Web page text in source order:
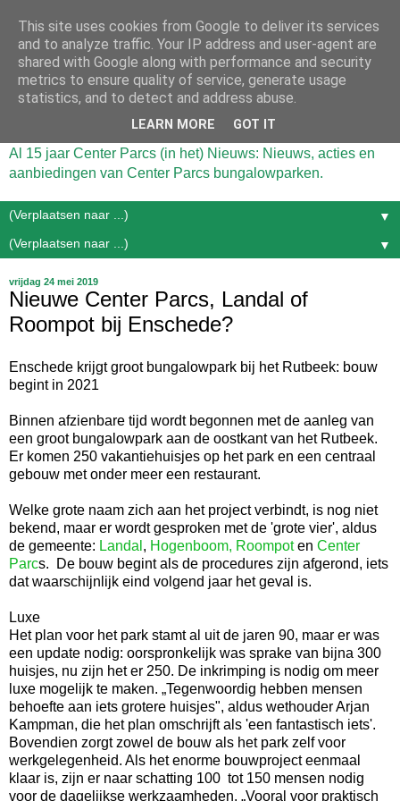
Al 15 jaar Center Parcs (in het) Nieuws: Nieuws, acties en
aanbiedingen van Center Parcs bungalowparken.
▼
▼
vrijdag 24 mei 2019
Nieuwe Center Parcs, Landal of
Roompot bij Enschede?
Enschede krijgt groot bungalowpark bij het Rutbeek: bouw
begint in 2021
Binnen afzienbare tijd wordt begonnen met de aanleg van
een groot bungalowpark aan de oostkant van het Rutbeek.
Er komen 250 vakantiehuisjes op het park en een centraal
gebouw met onder meer een restaurant.
Welke grote naam zich aan het project verbindt, is nog niet
bekend, maar er wordt gesproken met de 'grote vier', aldus
de gemeente: Landal , Hogenboom, Roompoten Center
Parcs. De bouw begint als de procedures zijn afgerond, iets
dat waarschijnlijk eind volgend jaar het geval is.
Luxe
Het plan voor het park stamt al uit de jaren 90, maar er was
een update nodig: oorspronkelijk was sprake van bijna 300
huisjes, nu zijn het er 250. De inkrimping is nodig om meer
luxe mogelijk te maken. „Tegenwoordig hebben mensen
behoefte aan iets grotere huisjes", aldus wethouder Arjan
Kampman, die het plan omschrijft als 'een fantastisch iets'.
Bovendien zorgt zowel de bouw als het park zelf voor
werkgelegenheid. Als het enorme bouwproject eenmaal
klaar is, zijn er naar schatting 100 tot 150 mensen nodig
voor de dagelijkse werkzaamheden. „Vooral voor praktisch
This site uses cookies from Google to deliver its services
and to analyze traffic. Your IP address and user-agent are
shared with Google along with performance and security
metrics to ensure quality of service, generate usage
statistics, and to detect and address abuse.
LEARN MORE GOT IT